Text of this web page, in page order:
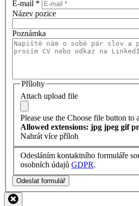
E-mail *
Název pozice
Poznámka
Přílohy
Attach upload file
Please use the Choose file button to
Allowed extensions: jpg jpeg gif
Nahrát více příloh
Odesláním kontaktního formuláře
osobních údajů GDPR.
Odeslat formulář